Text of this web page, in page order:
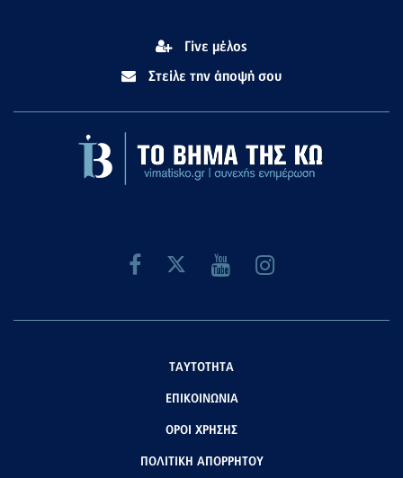
Γίνε μέλος
Στείλε την άποψή σου
ΤΑΥΤΟΤΗΤΑ
ΕΠΙΚΟΙΝΩΝΙΑ
ΟΡΟΙ ΧΡΗΣΗΣ
ΠΟΛΙΤΙΚΗ ΑΠΟΡΡΗΤΟΥ